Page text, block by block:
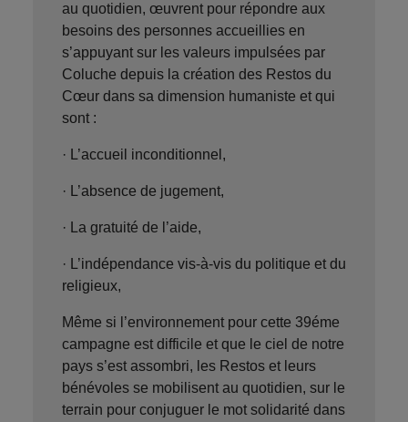
au quotidien, œuvrent pour répondre aux
besoins des personnes accueillies en
s’appuyant sur les valeurs impulsées par
Coluche depuis la création des Restos du
Cœur dans sa dimension humaniste et qui
sont :
· L’accueil inconditionnel,
· L’absence de jugement,
· La gratuité de l’aide,
· L’indépendance vis-à-vis du politique et du
religieux,
Même si l’environnement pour cette 39éme
campagne est difficile et que le ciel de notre
pays s’est assombri, les Restos et leurs
bénévoles se mobilisent au quotidien, sur le
terrain pour conjuguer le mot solidarité dans